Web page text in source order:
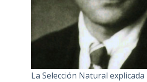
La Selección Natural